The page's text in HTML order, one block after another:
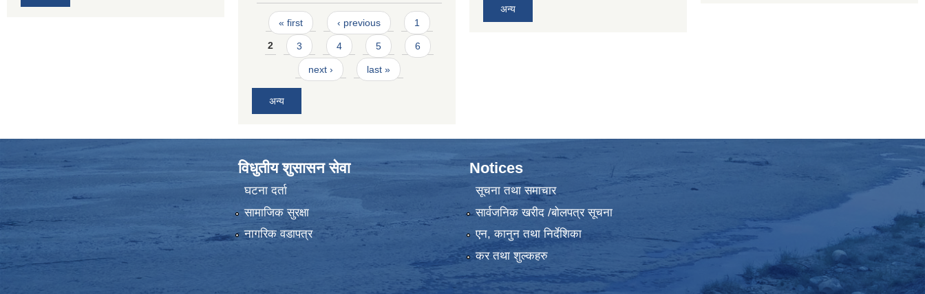
Pages
« first ‹ previous 1
2 3 4 5 6
next › last »
अन्य
अन्य
विधुतीय शुसासन सेवा
घटना दर्ता
सामाजिक सुरक्षा
नागरिक वडापत्र
Notices
सूचना तथा समाचार
सार्वजनिक खरीद /बोलपत्र सूचना
एन, कानुन तथा निर्देशिका
कर तथा शुल्कहरु